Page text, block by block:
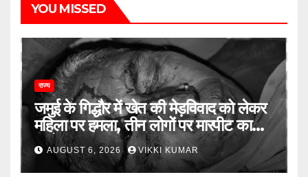
YOU MISSED
राज्य
जमुई के गिद्धौर में खेत की मेड़विवाद को लेकर
महिला पर हमला, तीन लोगों पर मारपीट का
आरोप
AUGUST 6, 2026 VIKKI KUMAR